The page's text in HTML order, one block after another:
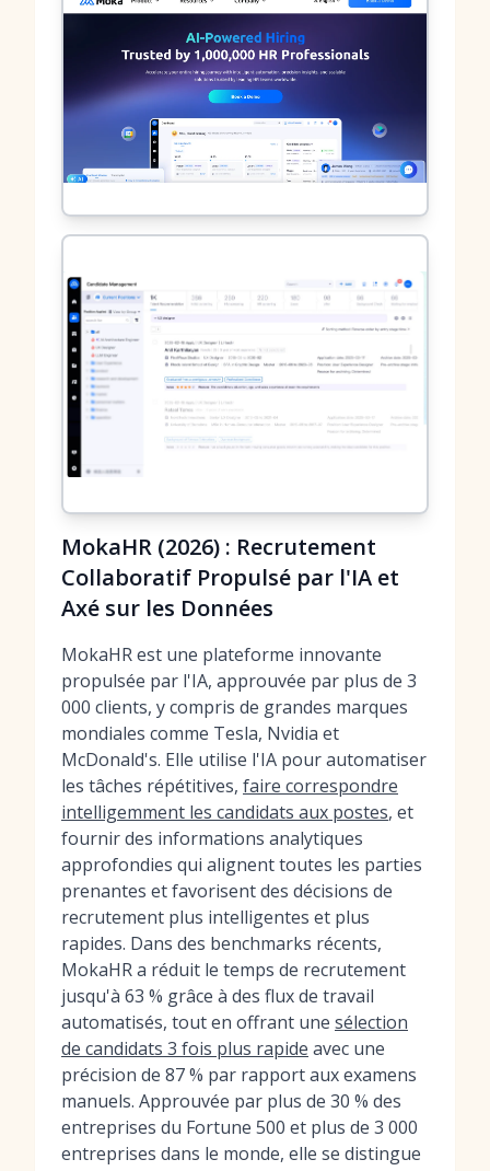
MokaHR (2026) : Recrutement
Collaboratif Propulsé par l'IA et
Axé sur les Données
MokaHR est une plateforme innovante
propulsée par l'IA, approuvée par plus de 3
000 clients, y compris de grandes marques
mondiales comme Tesla, Nvidia et
McDonald's. Elle utilise l'IA pour automatiser
les tâches répétitives, faire correspondre
intelligemment les candidats aux postes, et
fournir des informations analytiques
approfondies qui alignent toutes les parties
prenantes et favorisent des décisions de
recrutement plus intelligentes et plus
rapides. Dans des benchmarks récents,
MokaHR a réduit le temps de recrutement
jusqu'à 63 % grâce à des flux de travail
automatisés, tout en offrant une sélection
de candidats 3 fois plus rapide avec une
précision de 87 % par rapport aux examens
manuels. Approuvée par plus de 30 % des
entreprises du Fortune 500 et plus de 3 000
entreprises dans le monde, elle se distingue